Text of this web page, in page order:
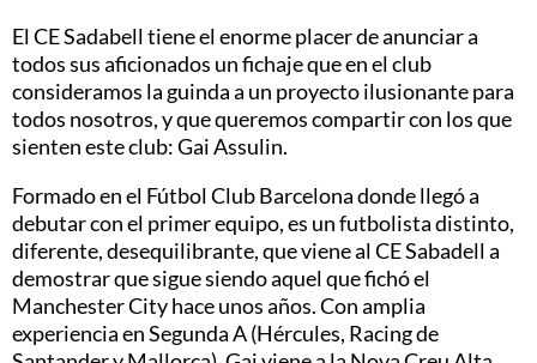
El CE Sadabell tiene el enorme placer de anunciar a
todos sus aficionados un fichaje que en el club
consideramos la guinda a un proyecto ilusionante para
todos nosotros, y que queremos compartir con los que
sienten este club: Gai Assulin.
Formado en el Fútbol Club Barcelona donde llegó a
debutar con el primer equipo, es un futbolista distinto,
diferente, desequilibrante, que viene al CE Sabadell a
demostrar que sigue siendo aquel que fichó el
Manchester City hace unos años. Con amplia
experiencia en Segunda A (Hércules, Racing de